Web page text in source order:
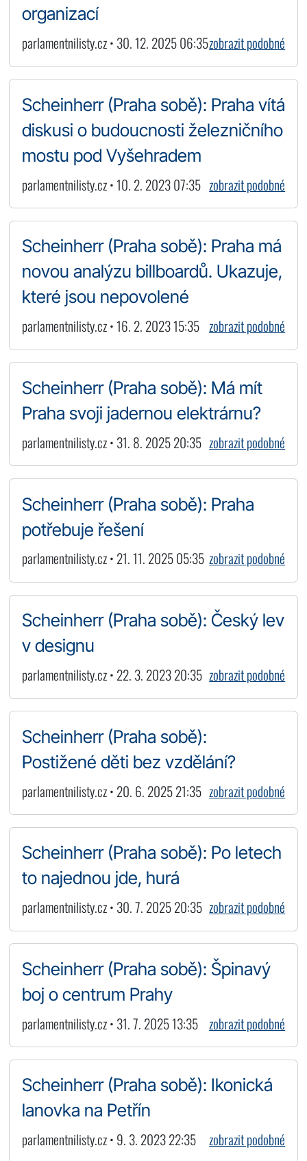
organizací
parlamentnilisty.cz • 30. 12. 2025 06:35zobrazit podobné
Scheinherr (Praha sobě): Praha vítá
diskusi o budoucnosti železničního
mostu pod Vyšehradem
parlamentnilisty.cz • 10. 2. 2023 07:35 zobrazit podobné
Scheinherr (Praha sobě): Praha má
novou analýzu billboardů. Ukazuje,
které jsou nepovolené
parlamentnilisty.cz • 16. 2. 2023 15:35 zobrazit podobné
Scheinherr (Praha sobě): Má mít
Praha svoji jadernou elektrárnu?
parlamentnilisty.cz • 31. 8. 2025 20:35 zobrazit podobné
Scheinherr (Praha sobě): Praha
potřebuje řešení
parlamentnilisty.cz • 21. 11. 2025 05:35 zobrazit podobné
Scheinherr (Praha sobě): Český lev
v designu
parlamentnilisty.cz • 22. 3. 2023 20:35 zobrazit podobné
Scheinherr (Praha sobě):
Postižené děti bez vzdělání?
parlamentnilisty.cz • 20. 6. 2025 21:35 zobrazit podobné
Scheinherr (Praha sobě): Po letech
to najednou jde, hurá
parlamentnilisty.cz • 30. 7. 2025 20:35 zobrazit podobné
Scheinherr (Praha sobě): Špinavý
boj o centrum Prahy
parlamentnilisty.cz • 31. 7. 2025 13:35 zobrazit podobné
Scheinherr (Praha sobě): Ikonická
lanovka na Petřín
parlamentnilisty.cz • 9. 3. 2023 22:35 zobrazit podobné